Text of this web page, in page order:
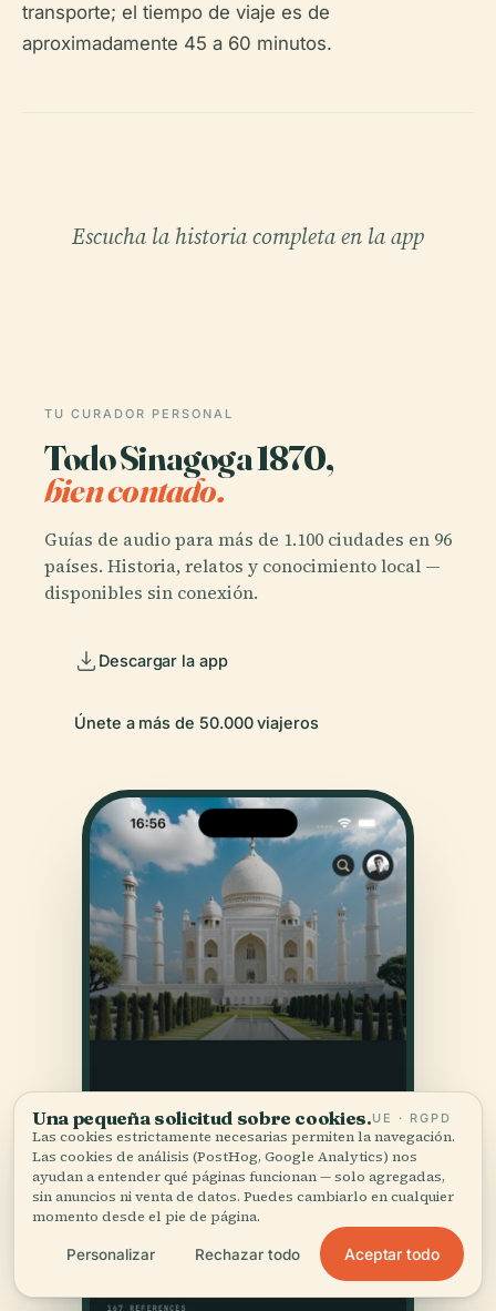
transporte; el tiempo de viaje es de
aproximadamente 45 a 60 minutos.
Escucha la historia completa en la app
TU CURADOR PERSONAL
Todo Sinagoga 1870,
bien contado.
Guías de audio para más de 1.100 ciudades en 96
países. Historia, relatos y conocimiento local —
disponibles sin conexión.
Descargar la app
Únete a más de 50.000 viajeros
Una pequeña solicitud sobre cookies.UE · RGPD
Las cookies estrictamente necesarias permiten la navegación.
Las cookies de análisis (PostHog, Google Analytics) nos
ayudan a entender qué páginas funcionan — solo agregadas,
sin anuncios ni venta de datos. Puedes cambiarlo en cualquier
momento desde el pie de página.
Personalizar Rechazar todo Aceptar todo